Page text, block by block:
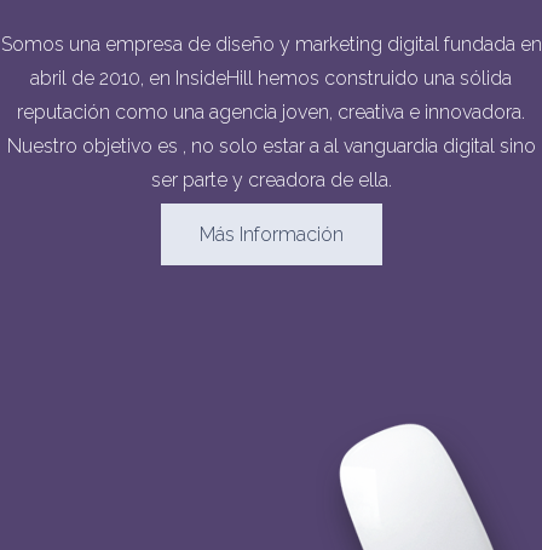
Somos una empresa de diseño y marketing digital fundada en
abril de 2010, en InsideHill hemos construido una sólida
reputación como una agencia joven, creativa e innovadora.
Nuestro objetivo es , no solo estar a al vanguardia digital sino
ser parte y creadora de ella.
Más Información